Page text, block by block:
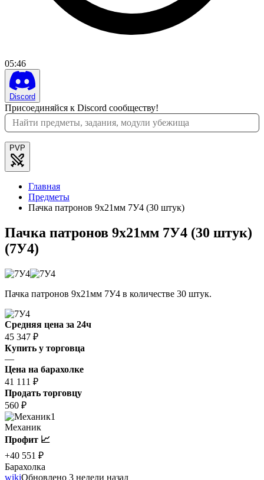
05:46
Discord
Присоединяйся к Discord сообществу!
PVP
Главная
Предметы
Пачка патронов 9x21мм 7У4 (30 штук)
Пачка патронов 9x21мм 7У4 (30 штук)
(7У4)
Пачка патронов 9x21мм 7У4 в количестве 30 штук.
Средняя цена за 24ч
45 347 ₽
Купить у торговца
—
Цена на барахолке
41 111 ₽
Продать торговцу
560 ₽
1
Механик
Профит 📈
+40 551 ₽
Барахолка
wikiОбновлено 3 недели назад